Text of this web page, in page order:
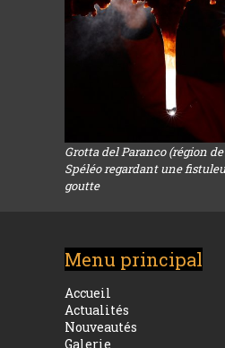
Grotta del Paranco (région
Spéléo regardant une
goutte
Menu principal
Accueil
Actualités
Nouveautés
Galerie